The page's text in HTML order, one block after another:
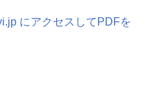
にアクセスしてPDFを